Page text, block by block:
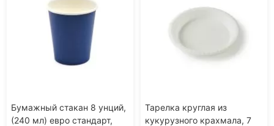
Бумажный стакан 8 унций,
(240 мл) евро стандарт,
Тарелка круглая из
кукурузного крахмала, 7